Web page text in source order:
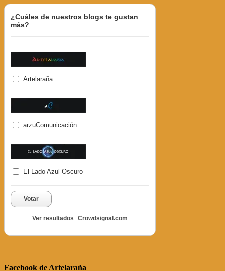
¿Cuáles de nuestros blogs te gustan
más?
Artelaraña
arzuComunicación
El Lado Azul Oscuro
Votar
Ver resultados Crowdsignal.com
Facebook de Artelaraña